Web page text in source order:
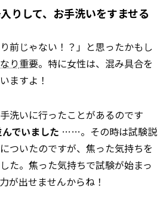
りして、お手洗いをすませる
前じゃない！？」と思ったかもし
り重要。特に女性は、混み具合を
ますよ！
洗いに行ったことがあるのです
でいました ……。その時は試験説
ついたのですが、焦った気持ちを
た。焦った気持ちで試験が始まっ
が出せませんからね！